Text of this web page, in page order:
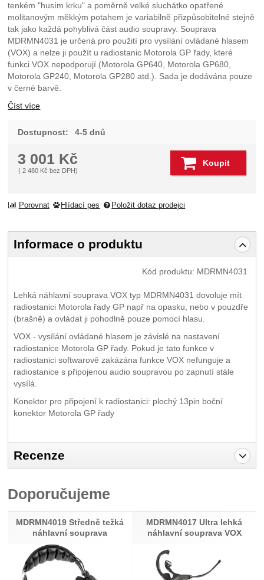
tenkém "husím krku" a poměrně velké sluchátko opatřené
molitanovým měkkým potahem je variabilně přizpůsobitelné stejně
tak jako každá pohyblivá část audio soupravy. Souprava
MDRMN4031 je určená pro použití pro vysílání ovládané hlasem
(VOX) a nelze ji použít u radiostanic Motorola GP řady, které
funkci VOX nepodporují (Motorola GP640, Motorola GP680,
Motorola GP240, Motorola GP280 atd.). Sada je dodávána pouze
v černé barvě.
Číst více
Dostupnost: 4-5 dnů
3 001 Kč
(2 480 Kč bez DPH)
Koupit
Porovnat Hlídací pes Položit dotaz prodejci
Informace o produktu
Kód produktu: MDRMN4031
Lehká náhlavní souprava VOX typ MDRMN4031 dovoluje mít
radiostanici Motorola řady GP např na opasku, nebo v pouzdře
(brašně) a ovládat ji pohodlně pouze pomocí hlasu.
VOX - vysílání ovládané hlasem je závislé na nastavení
radiostanice Motorola GP řady. Pokud je tato funkce v
radiostanici softwarově zakázána funkce VOX nefunguje a
radiostanice s připojenou audio soupravou po zapnutí stále
vysílá.
Konektor pro připojení k radiostanici: plochý 13pin boční
konektor Motorola GP řady
Recenze
Recenze
Nebyla přidána žádná recenze.
Doporučujeme
MDRMN4019 Středně težká
náhlavní souprava
MDRMN4017 Ultra lehká
náhlavní souprava VOX